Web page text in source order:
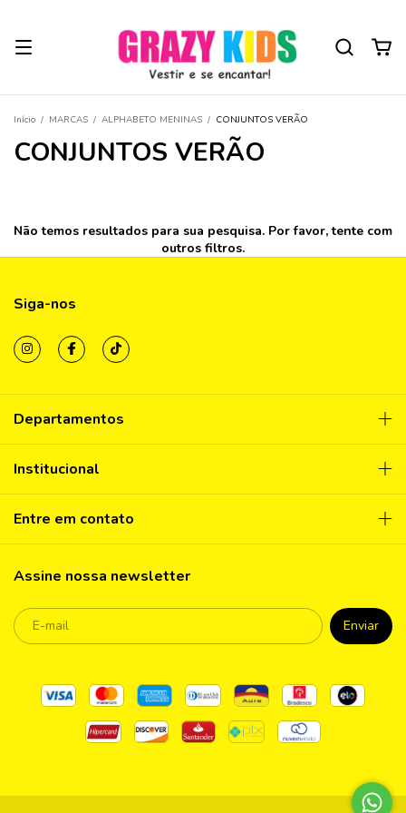
Início / MARCAS / ALPHABETO MENINAS / CONJUNTOS VERÃO
CONJUNTOS VERÃO
Não temos resultados para sua pesquisa. Por favor, tente com
outros filtros.
Siga-nos
Departamentos
Institucional
Entre em contato
Assine nossa newsletter